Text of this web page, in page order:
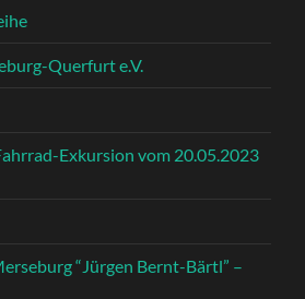
Querfurt e.V.
Exkursion vom 20.05.2023
“Jürgen Bernt-Bärtl” –